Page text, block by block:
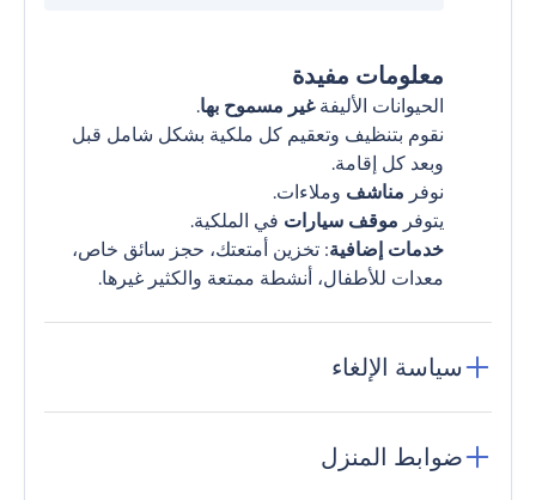
معلومات مفيدة
الحيوانات الأليفةغير مسموح بها.
نقوم بتنظيف وتعقيم كل ملكية بشكل شامل قبل
وبعد كل إقامة.
نوفر مناشف وملاءات.
يتوفر موقف سيارات في الملكية.
خدمات إضافية: تخزين أمتعتك، حجز سائق خاص،
معدات للأطفال، أنشطة ممتعة والكثير غيرها.
سياسة الإلغاء
ضوابط المنزل